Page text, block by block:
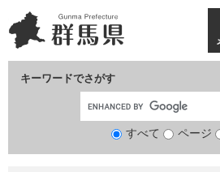
ー
ジ
ニ
ュ
て
キーワードでさがす
検
すべて ページ
メ
ニ
ー